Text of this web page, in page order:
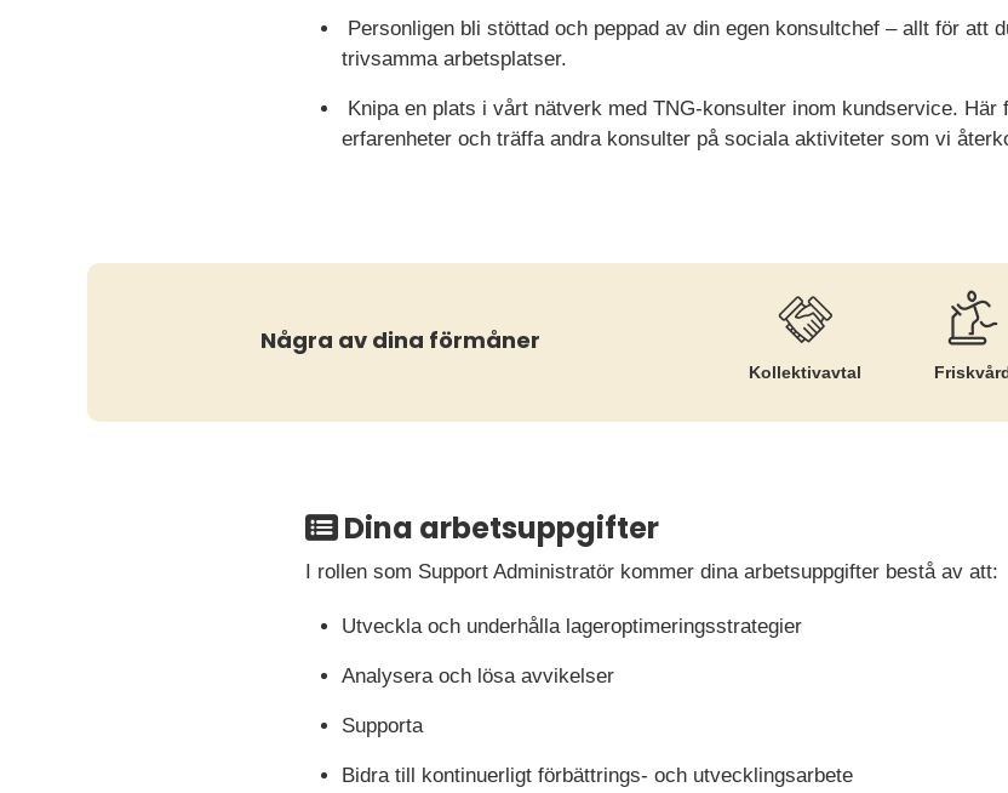
Personligen bli stöttad och peppad av din egen konsultchef – allt för att
trivsamma arbetsplatser.
Knipa en plats i vårt nätverk med TNG-konsulter inom kundservice.
erfarenheter och träffa andra konsulter på sociala aktiviteter som vi
Några av dina förmåner
Kollektiv­avtal
Dina arbetsuppgifter
I rollen som Support Administratör kommer dina arbetsuppgifter bestå av att:
Utveckla och underhålla lageroptimeringsstrategier
Analysera och lösa avvikelser
Supporta
Bidra till kontinuerligt förbättrings- och utvecklingsarbete